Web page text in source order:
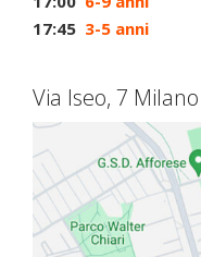
17:45 3-5 anni
Via Iseo, 7 Milano